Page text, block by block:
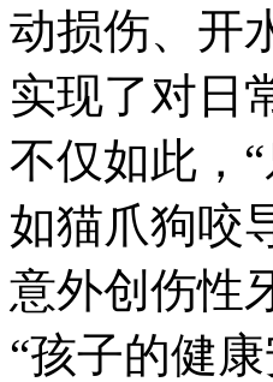
动损伤、开
实现了对日
不仅如此，
如猫爪狗咬
意外创伤性
“孩子的健